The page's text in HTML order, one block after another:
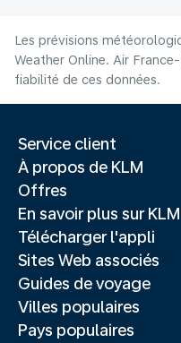
Les prévisions
Weather Online. Air
fiabilité de ces données.
Service client
À propos de KLM
Offres
En savoir plus sur KLM
Télécharger l'appli
Sites Web associés
Guides de voyage
Villes populaires
Pays populaires